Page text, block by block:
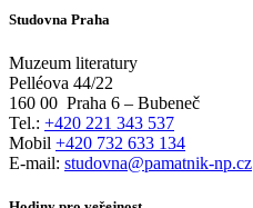
Studovna Praha
Muzeum literatury
Pelléova 44/22
160 00 Praha 6 – Bubeneč
Tel.: +420 221 343 537
Mobil +420 732 633 134
E-mail: studovna@pamatnik-np.cz